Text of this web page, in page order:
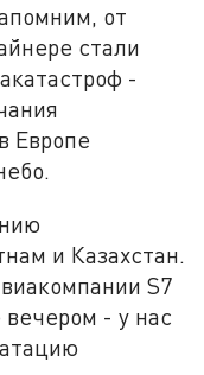
от
стали
-
Европе
и Казахстан.
S7
- у нас